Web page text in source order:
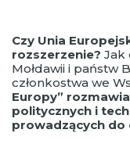
Czy Unia
rozszerzenie? Jak
Mołdawii i państw
członkostwa we
Europy”
politycznych i
prowadzących do